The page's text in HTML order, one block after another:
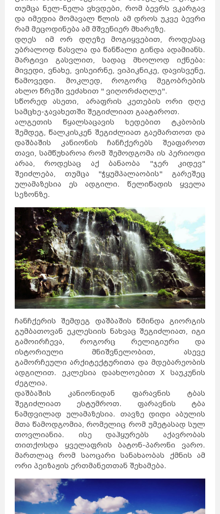
თუმცა ნელ-ნელა ვხვდები, რომ ბევრს ვკარგავ
და იმედია მომავალ წლის ამ დროს უკვე ბევრი
რამ მეცოდინება ამ მშვენიერ მხარეზე.
დღეს იმ ორ დღეზე მოგიყვებით, როდესაც
უბრალოდ წასვლა და წანწალი გინდა ადამიანს.
მარტივი გასვლით, სადაც მხოლოდ იქნება:
მივედი, ვნახე, ვისეირნე, ვიპიკნიკე, დავისვენე,
წამოვედი. მოკლედ, როგორც მეგობრების
ახლო წრეში ვეძახით " ვიღორძაღლე".
სწორედ ასეთი, არაფრის კეთების ორი დღე
სამცხე-ჯავახეთში შეგიძლიათ გაატაროთ.
ალგეთის წყალსაცავის ხედებით ტკბობის
შემდეგ, წალკისკენ შეგიძლიათ გაემართოთ და
დაშბაშის კანიონის ჩანჩქერებს შეაფაროთ
თავი, სამწუხაროა რომ შემოდგომა ის პერიოდი
არაა, როდესაც აქ ბანაობა "ჯერ კიდევ"
შეიძლება, თუმცა "ჭყუმპალაობის" გარეშეც
ულამაზესია ეს ადგილი. წელიწადის ყველა
სეზონზე.
ჩანჩქერის შემდეგ დაშბაშის წმინდა გიორგის
გუმბათოვან ეკლესიის ნახვაც შეგიძლიათ, იგი
გამოირჩევა, როგორც რელიგიური და
ისტორიული მნიშვნელობით, ასევე
გამორჩეული არქიტექტურითა და მდებარეობის
ადგილით. ეკლესია დაახლოებით X საუკუნის
ძეგლია.
დაშბაშის კანიონიდან ფარავნის ტბას
შეგიძლიათ ესტუმროთ. ფარავნის ტბა
ნამდვილად ულამაზესია. თავზე დიდი აბულის
მთა წამოდგომია, რომელიც რომ უმეტასად სულ
თოვლიანია. ისე დაჰყურებს აქავრობას
თითქოსდა ყველაფრის ბატონ-პარონი ვარო.
მართლაც რომ საოცარი სანახაობას ქმნის ამ
ორი პეიზაჟის ერთმანეთთან შეხამება.